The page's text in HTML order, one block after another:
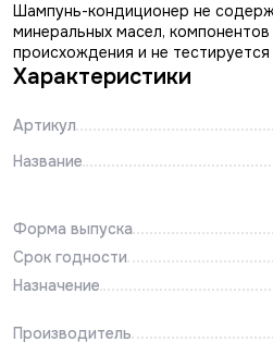
Шампунь-кондиционер не
минеральных масел,
происхождения и не
Характеристики
Артикул
Название
Форма выпуска
Срок годности
Назначение
Производитель